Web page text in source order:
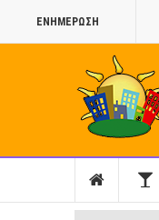
ΕΝΗΜΕΡΩΣΗ